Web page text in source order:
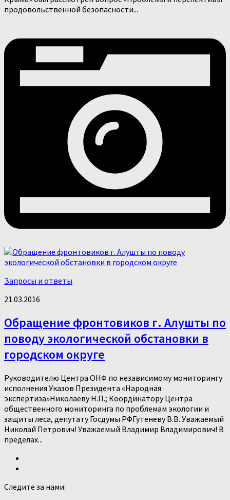
продовольственной безопасности...
Запросы и ответы
21.03.2016
Обращение фронтовиков г. Алушты по
поводу экологической обстановки в
городском округе
Руководителю Центра ОНФ по независимому мониторингу
исполнения Указов Президента «Народная
экспертиза»Николаеву Н.П.; Координатору Центра
общественного мониторинга по проблемам экологии и
защиты леса, депутату Госдумы РФГутеневу В.В. Уважаемый
Николай Петрович! Уважаемый Владимир Владимирович! В
пределах...
Следите за нами: